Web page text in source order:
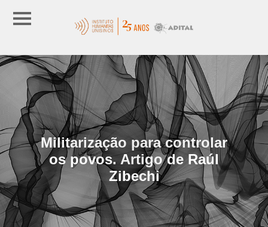
Militarização para controlar
os povos. Artigo de Raúl
Zibechi